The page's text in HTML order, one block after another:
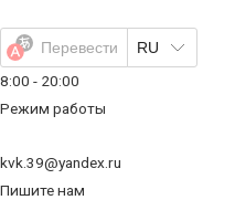
содержимому
Перевести
RU
8:00 - 20:00
Режим работы
kvk.39@yandex.ru
Пишите нам